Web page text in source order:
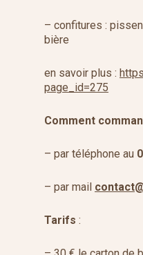
– confitures :
bière
en savoir plus :
page_id=275
Comment
– par téléphone au
– par mail
Tarifs :